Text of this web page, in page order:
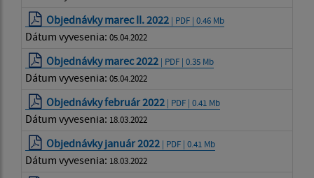
Objednávky marec II. 2022 | PDF | 0.46 Mb
Dátum vyvesenia: 05.04.2022
Objednávky marec 2022 | PDF | 0.35 Mb
Dátum vyvesenia: 05.04.2022
Objednávky február 2022 | PDF | 0.41 Mb
Dátum vyvesenia: 18.03.2022
Objednávky január 2022 | PDF | 0.41 Mb
Dátum vyvesenia: 18.03.2022